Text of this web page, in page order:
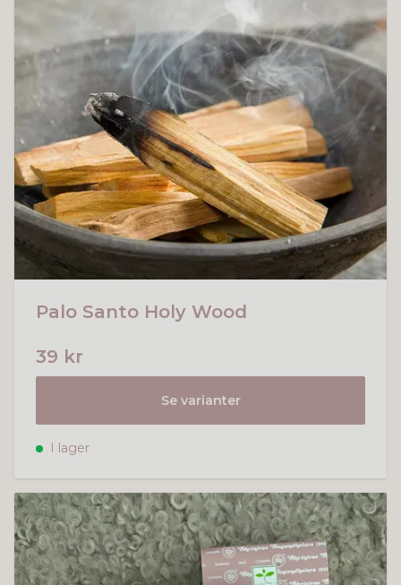
Palo Santo Holy Wood
39 kr
Se varianter
I lager